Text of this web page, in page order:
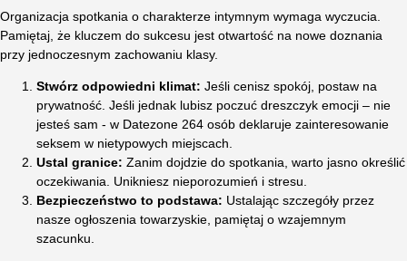
Organizacja spotkania o charakterze intymnym wymaga wyczucia.
Pamiętaj, że kluczem do sukcesu jest otwartość na nowe doznania
przy jednoczesnym zachowaniu klasy.
Stwórz odpowiedni klimat: Jeśli cenisz spokój, postaw na
prywatność. Jeśli jednak lubisz poczuć dreszczyk emocji – nie
jesteś sam - w Datezone 264 osób deklaruje zainteresowanie
seksem w nietypowych miejscach.
Ustal granice: Zanim dojdzie do spotkania, warto jasno określić
oczekiwania. Unikniesz nieporozumień i stresu.
Bezpieczeństwo to podstawa: Ustalając szczegóły przez
nasze ogłoszenia towarzyskie, pamiętaj o wzajemnym
szacunku.